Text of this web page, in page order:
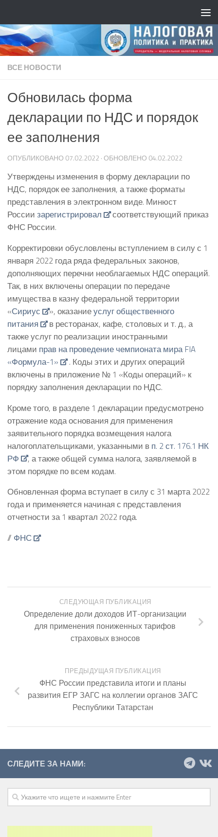
ВСЕ НОВОСТИ
Обновилась форма
декларации по НДС и порядок
ее заполнения
ОПУБЛИКОВАНО 07.02.2022 · ОБНОВЛЕНО 04.02.2022
Утверждены изменения в форму декларации по
НДС, порядок ее заполнения, а также форматы
представления в электронном виде. Минюст
России зарегистрировал
соответствующий приказ
ФНС России.
Корректировки обусловлены вступлением в силу с 1
января 2022 года ряда федеральных законов,
дополняющих перечни необлагаемых НДС операций.
Так, в них включены операции по передаче
имущества в казну федеральной территории
«Сириус », оказаниеуслуг общественного
питания
в ресторанах, кафе, столовых и т. д., а
также услуг по реализации иностранными
лицами прав на проведение чемпионата мира FIA
«Формула-1»
. Коды этих и других операций
включены в приложение № 1 «Коды операций» к
порядку заполнения декларации по НДС.
Кроме того, в разделе 1 декларации предусмотрено
отражение кода основания для применения
заявительного порядка возмещения налога
налогоплательщиками, указанными в п. 2 ст. 176.1 НК
РФ
, а также общей сумма налога, заявляемой в
этом порядке по всем кодам.
Обновленная форма вступает в силу с 31 марта 2022
года и применяется начиная с представления
отчетности за 1 квартал 2022 года.
// ФНС
СЛЕДУЮЩАЯ ПУБЛИКАЦИЯ
Определение доли доходов ИТ-организации
для применения пониженных тарифов
страховых взносов
ПРЕДЫДУЩАЯ ПУБЛИКАЦИЯ
ФНС России представила итоги и планы
развития ЕГР ЗАГС на коллегии органов ЗАГС
Республики Татарстан
СЛЕДИТЕ ЗА НАМИ: